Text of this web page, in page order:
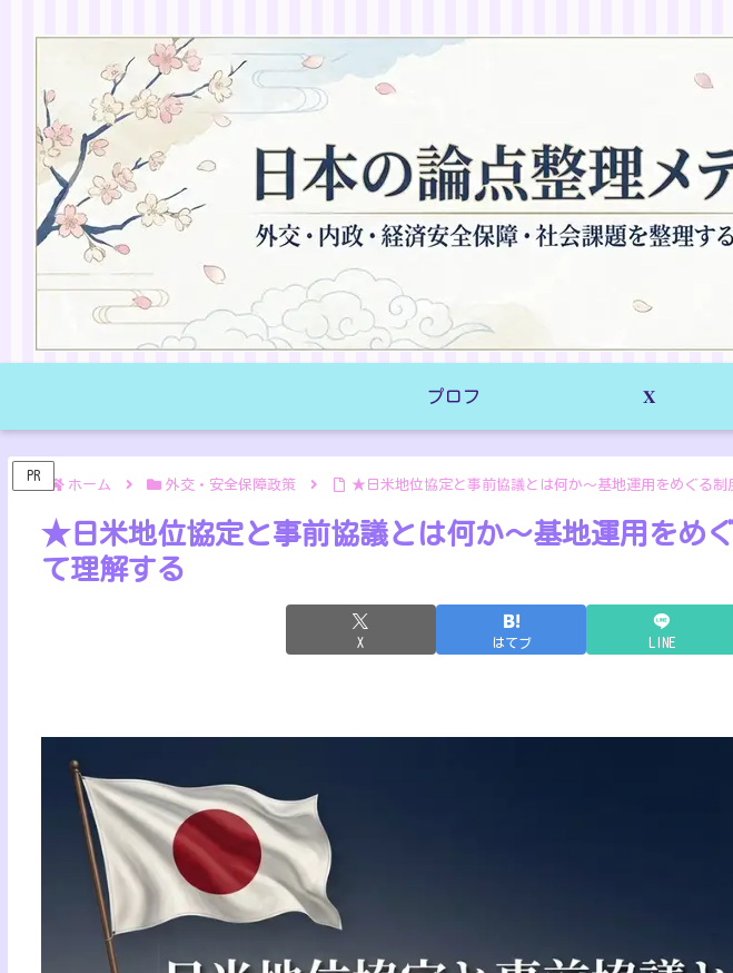
プロフ 𝐗
PR
ホーム 外交・安全保障政策 ★日米地位協定と事前協議とは何か～基地運用をめぐる制
★日米地位協定と事前協議とは何か～基地運用をめ
て理解する
X はてブ LINE